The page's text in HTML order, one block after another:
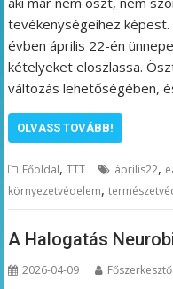
tevékenységeihez
évben április 22-én
kételyeket eloszlassa.
változás lehetőségében,
OLVASS TOVÁBB!
Főoldal,TTT április22,
környezetvédelem,
A Halogatás
2026-04-09 Főszerkesztő